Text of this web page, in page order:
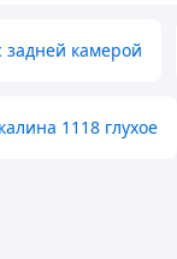
камерой
1118 глухое